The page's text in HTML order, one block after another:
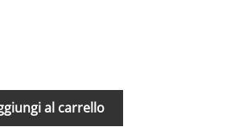
al carrello